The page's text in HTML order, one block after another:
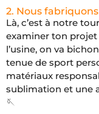
2. Nous fabriquons
Là, c’est à notre
examiner ton projet
l’usine, on va
tenue de sport
matériaux
sublimation et une
🪡